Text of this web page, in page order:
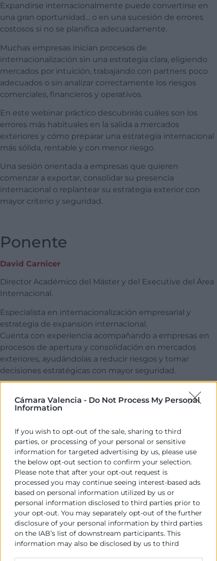
Cámara Valencia - Do Not Process My Personal
Information
If you wish to opt-out of the sale, sharing to third
parties, or processing of your personal or sensitive
information for targeted advertising by us, please use
the below opt-out section to confirm your selection.
Please note that after your opt-out request is
processed you may continue seeing interest-based ads
based on personal information utilized by us or
personal information disclosed to third parties prior to
your opt-out. You may separately opt-out of the further
disclosure of your personal information by third parties
on the IAB’s list of downstream participants. This
information may also be disclosed by us to third
Expandirse internacionalmente puede convertirse en
una gran oportunidad… o en una sucesión de errores
costosos si no se planifica adecuadamente.
Muchas empresas inician procesos de
internacionalización sin una estrategia clara, eligiendo
mercados por intuición, trabajando con partners poco
adecuados o sin analizar correctamente los riesgos
comerciales, financieros y operativos.
En este webinar práctico descubrirás cuáles son los
errores más habituales en la salida a mercados
exteriores y cómo preparar una estrategia internacional
más sólida, rentable y con menor riesgo.
Una sesión orientada a empresas que quieren
comenzar a exportar, consolidar su presencia
internacional o replantear su estrategia exterior con
mayor criterio y seguridad.
Ponente
David Carnicer
Director Académico del Máster y del Executive del Área
Internacional.
Especialista en internacionalización empresarial y
estrategia de expansión internacional.
Cuenta con experiencia acompañando a empresas en
procesos de apertura y consolidación en mercados
exteriores, ayudándolas a reducir riesgos y tomar
decisiones estratégicas con mayor seguridad.
Dirigido a
internacionalización.
Pymes exportadoras que buscan consolidar
mercados.
Directivos y responsables de expansión
internacional.
Departamentos comerciales y de desarrollo de
negocio.
Empresas que desean minimizar riesgos y
profesionalizar su estrategia exterior.
Más información